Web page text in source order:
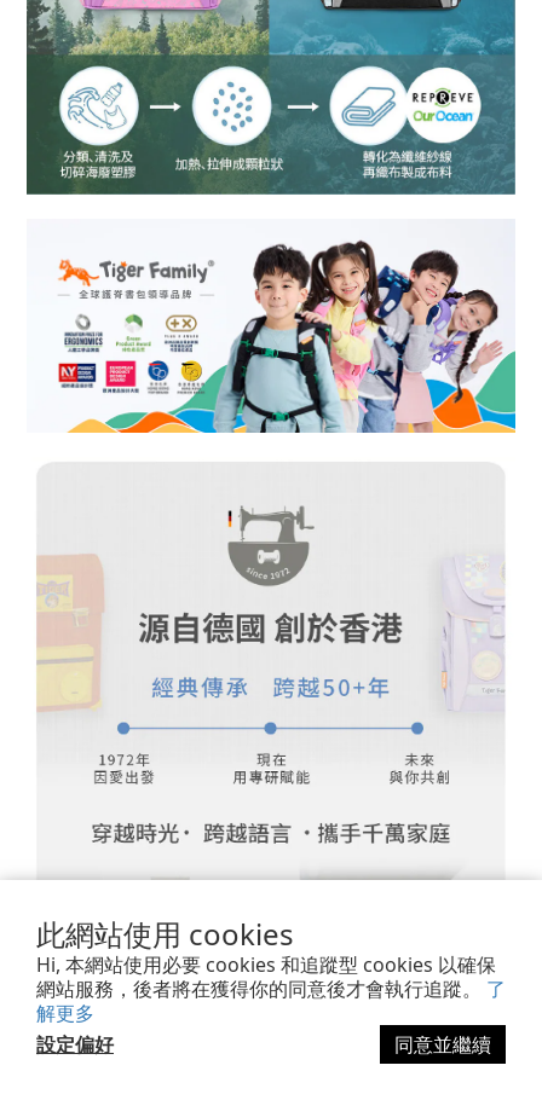
此網站使用 cookies
Hi, 本網站使用必要 cookies 和追蹤型 cookies 以確保
網站服務，後者將在獲得你的同意後才會執行追蹤。 了
解更多
設定偏好
同意並繼續
立即購買